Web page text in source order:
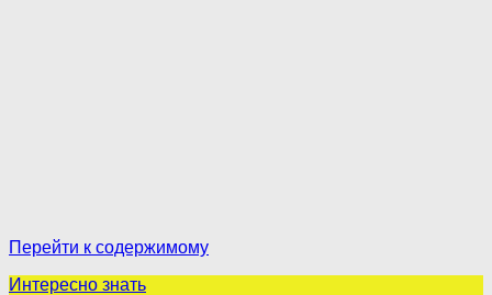
Перейти к содержимому
Интересно знать